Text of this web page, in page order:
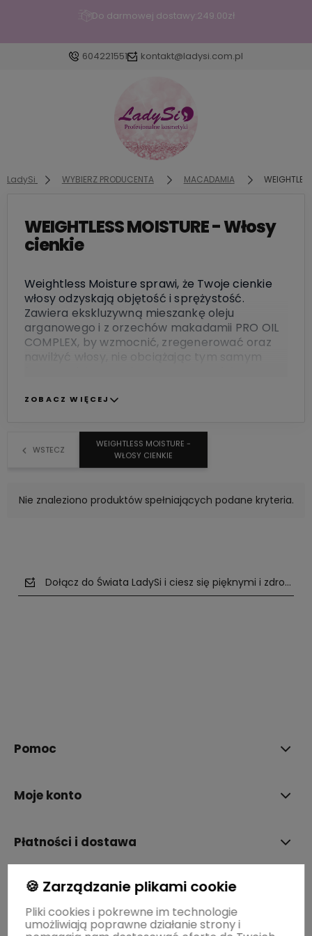
Do darmowej dostawy:249.00zł
604221551 kontakt@ladysi.com.pl
Zaloguj się
Załóż konto
Wybierz coś dla siebie z naszej aktualnej oferty lub
zaloguj się, aby przywrócić dodane produkty do
LadySi WYBIERZ PRODUCENTA MACADAMIA
WEIGHTLESS MOISTURE - Włosy
cienkie
Weightless Moisture sprawi, że Twoje cienkie
włosy odzyskają objętość i sprężystość.
Zawiera ekskluzywną mieszankę oleju
arganowego i z orzechów makadamii PRO OIL
COMPLEX, by wzmocnić, zregenerować oraz
nawilżyć włosy, nie obciążając tym samym
skórę oraz absorbenty promieni UVA/UVB,
ZOBACZ WIĘCEJ
WSTECZ
WEIGHTLESS MOISTURE -
WŁOSY CIENKIE
Nie znaleziono produktów spełniających podane kryteria.
Dołącz do Świata LadySi i ciesz się pięknymi i
Pomoc
Moje konto
Płatności i dostawa
Informacje
🍪 Zarządzanie plikami cookie
Pliki cookies i pokrewne im technologie
umożliwiają poprawne działanie strony i